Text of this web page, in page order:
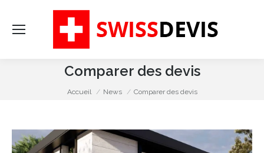
Comparer des devis
Vous êtes ici :
Accueil News Comparer des devis